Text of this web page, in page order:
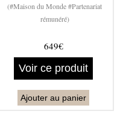
(#Maison du Monde #Partenariat
rémunéré)
649€
Voir ce produit
Ajouter au panier